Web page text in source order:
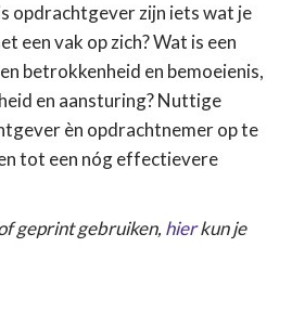
opdrachtgever zijn iets wat je
een vak op zich? Wat is een
betrokkenheid en bemoeienis,
en aansturing? Nuttige
èn opdrachtnemer op te
tot een nóg effectievere
geprint gebruiken, hierkun je